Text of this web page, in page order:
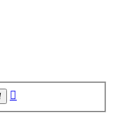
Szukaj